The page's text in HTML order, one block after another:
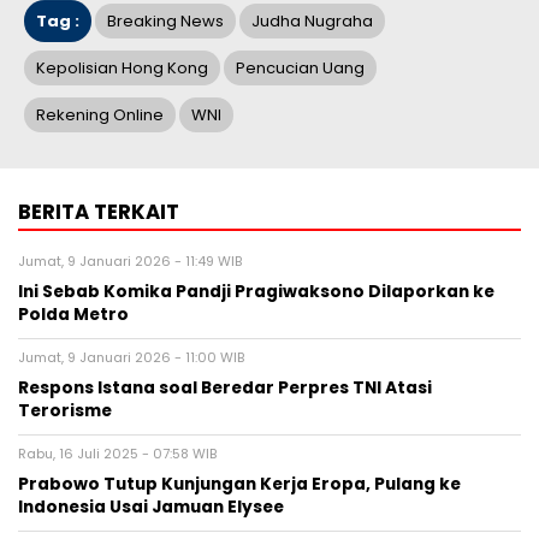
Tag : Breaking News Judha Nugraha
Kepolisian Hong Kong Pencucian Uang
Rekening Online WNI
BERITA TERKAIT
Jumat, 9 Januari 2026 - 11:49 WIB
Ini Sebab Komika Pandji Pragiwaksono Dilaporkan ke
Polda Metro
Jumat, 9 Januari 2026 - 11:00 WIB
Respons Istana soal Beredar Perpres TNI Atasi
Terorisme
Rabu, 16 Juli 2025 - 07:58 WIB
Prabowo Tutup Kunjungan Kerja Eropa, Pulang ke
Indonesia Usai Jamuan Elysee